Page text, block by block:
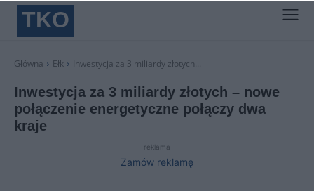
TKO
Główna Ełk Inwestycja za 3 miliardy złotych...
Inwestycja za 3 miliardy złotych – nowe
połączenie energetyczne połączy dwa
kraje
reklama
Zamów reklamę